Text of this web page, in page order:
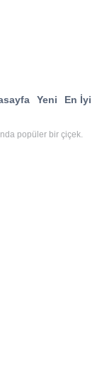
Yeni En İyi
popüler bir çiçek.